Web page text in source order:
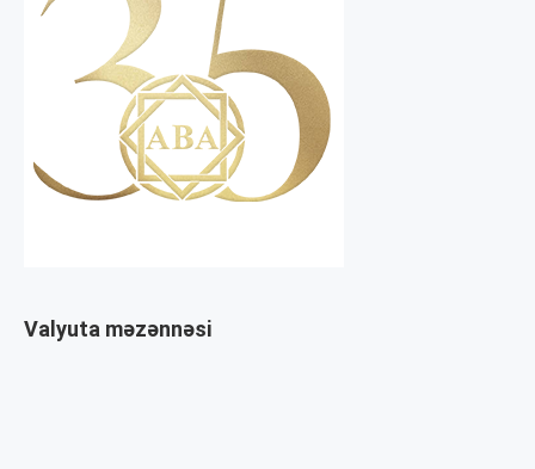
Valyuta məzənnəsi